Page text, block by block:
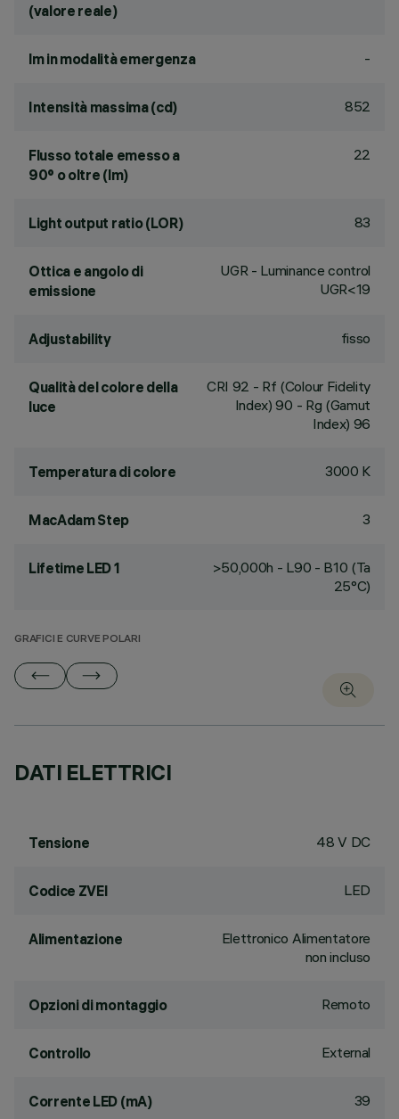
(valore reale)
lm in modalità emergenza -
Intensità massima (cd) 852
Flusso totale emesso a
90° o oltre (lm)
22
Light output ratio (LOR) 83
Ottica e angolo di
emissione
UGR - Luminance control
UGR<19
Adjustability fisso
Qualità del colore della
luce
CRI 92 - Rf (Colour Fidelity
Index) 90 - Rg (Gamut
Index) 96
Temperatura di colore 3000 K
MacAdam Step 3
Lifetime LED 1
>50,000h - L90 - B10 (Ta
25°C)
GRAFICI E CURVE POLARI
DATI ELETTRICI
Tensione 48 V DC
Codice ZVEI LED
Alimentazione
Elettronico Alimentatore
non incluso
Opzioni di montaggio Remoto
Controllo External
Corrente LED (mA) 39